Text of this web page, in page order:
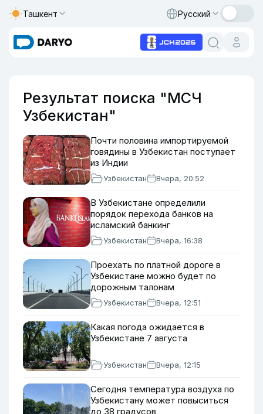
Ташкент Русский
Результат поиска "МСЧ
Узбекистан"
Почти половина импортируемой
говядины в Узбекистан поступает
из Индии
Узбекистан Вчера, 20:52
В Узбекистане определили
порядок перехода банков на
исламский банкинг
Узбекистан Вчера, 16:38
Проехать по платной дороге в
Узбекистане можно будет по
дорожным талонам
Узбекистан Вчера, 12:51
Какая погода ожидается в
Узбекистане 7 августа
Узбекистан Вчера, 12:15
Сегодня температура воздуха по
Узбекистану может повыситься
до 38 градусов